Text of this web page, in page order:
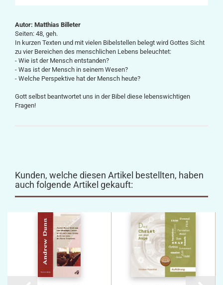
Autor: Matthias Billeter
Seiten: 48, geh.
In kurzen Texten und mit vielen Bibelstellen belegt wird Gottes Sicht
zu vier Bereichen des menschlichen Lebens beleuchtet:
- Wie ist der Mensch entstanden?
- Was ist der Mensch in seinem Wesen?
- Welche Perspektive hat der Mensch heute?
Gott selbst beantwortet uns in der Bibel diese lebenswichtigen
Fragen!
Kunden, welche diesen Artikel bestellten, haben
auch folgende Artikel gekauft: